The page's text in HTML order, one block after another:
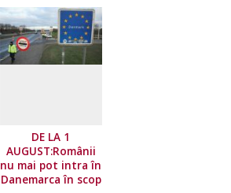
DE LA 1
AUGUST:Românii
nu mai pot intra în
Danemarca în scop